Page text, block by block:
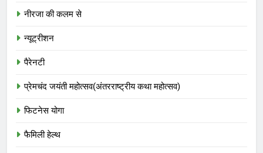
नीरजा की कलम से
न्यूट्रीशन
पैरेनटी
प्रेमचंद जयंती महोत्सव(अंतरराष्ट्रीय कथा महोत्सव)
फिटनेस योगा
फैमिली हेल्थ